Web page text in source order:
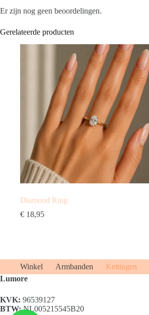
Er zijn nog geen beoordelingen.
Gerelateerde producten
Diamond Ring
€ 18,95
Winkel Armbanden Kettingen
Lumore
KVK: 96539127
BTW:NL005215545B20